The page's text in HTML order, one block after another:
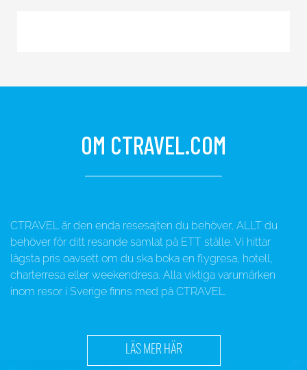
OM CTRAVEL.COM
CTRAVEL är den enda resesajten du behöver, ALLT du
behöver för ditt resande samlat på ETT ställe. Vi hittar
lägsta pris oavsett om du ska boka en flygresa, hotell,
charterresa eller weekendresa. Alla viktiga varumärken
inom resor i Sverige finns med på CTRAVEL.
LÄS MER HÄR